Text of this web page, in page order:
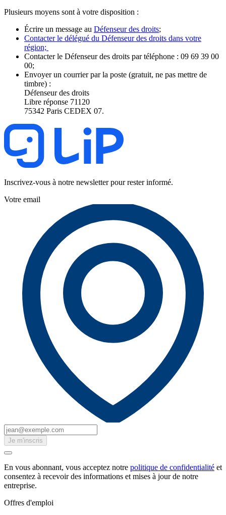
Plusieurs moyens sont à votre disposition :
Écrire un message au Défenseur des droits;
Contacter le délégué du Défenseur des droits dans votre
région;
Contacter le Défenseur des droits par téléphone : 09 69 39 00
00;
Envoyer un courrier par la poste (gratuit, ne pas mettre de
timbre) :
Défenseur des droits
Libre réponse 71120
75342 Paris CEDEX 07.
Inscrivez-vous à notre newsletter pour rester informé.
Votre email
Je m'inscris
En vous abonnant, vous acceptez notre politique de confidentialité et
consentez à recevoir des informations et mises à jour de notre
entreprise.
Offres d'emploi